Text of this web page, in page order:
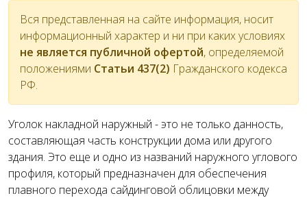
Вся представленная на сайте информация, носит
информационный характер и ни при каких условиях
не является публичной офертой, определяемой
положениями Статьи 437(2) Гражданского кодекса
РФ.
Уголок накладной наружный - это не только данность,
составляющая часть конструкции дома или другого
здания. Это еще и одно из названий наружного углового
профиля, который предназначен для обеспечения
плавного перехода сайдинговой облицовки между